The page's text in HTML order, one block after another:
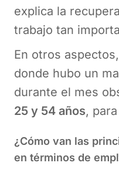
explica la
trabajo tan
En otros
donde hubo un
durante el mes
25 y 54 años,
¿Cómo van las
en términos de